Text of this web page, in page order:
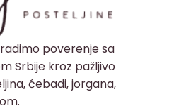
poverenje sa
Srbije kroz pažljivo
ćebadi, jorgana,